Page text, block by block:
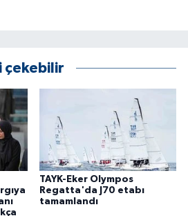
çekebilir
TAYK-Eker Olympos
Regatta'da J70 etabı
tamamlandı